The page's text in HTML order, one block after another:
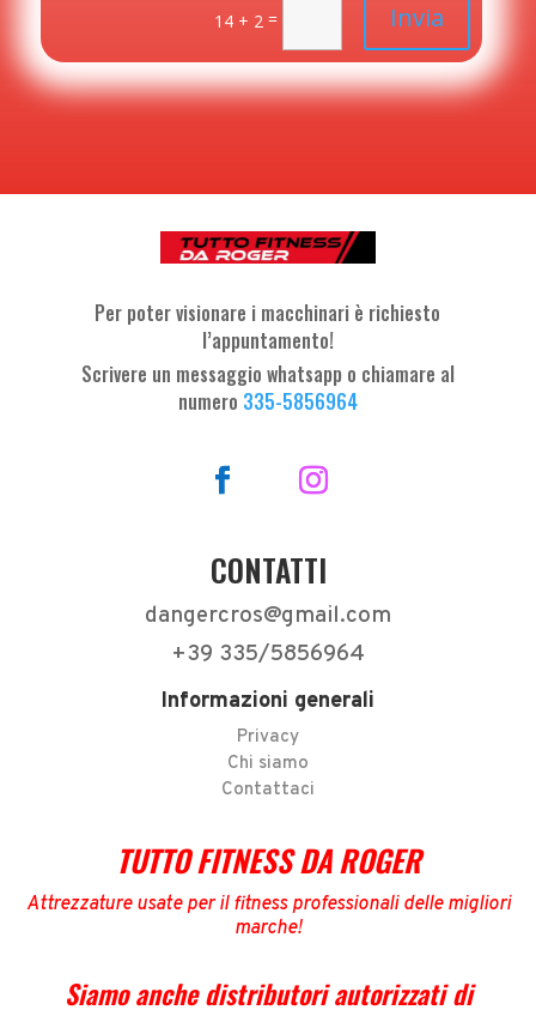
14 + 2 = Invia
Per poter visionare i macchinari è richiesto
l’appuntamento!
Scrivere un messaggio whatsapp o chiamare al
numero 335-5856964
CONTATTI
dangercros@gmail.com
+39 335/5856964
Informazioni generali
Privacy
Chi siamo
Contattaci
TUTTO FITNESS DA ROGER
Attrezzature usate per il fitness professionali delle migliori
marche!
Siamo anche distributori autorizzati di